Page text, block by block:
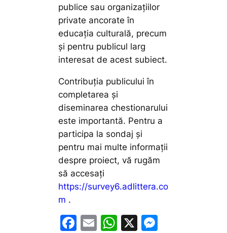
publice sau organizațiilor
private ancorate în
educația culturală, precum
și pentru publicul larg
interesat de acest subiect.
Contribuția publicului în
completarea și
diseminarea chestionarului
este importantă. Pentru a
participa la sondaj și
pentru mai multe informații
despre proiect, vă rugăm
să accesați
https://survey6.adlittera.co
m .
F
E
W X